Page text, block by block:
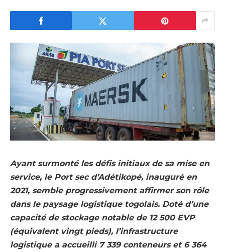
Ayant surmonté les défis initiaux de sa mise en
service, le Port sec d’Adétikopé, inauguré en
2021, semble progressivement affirmer son rôle
dans le paysage logistique togolais. Doté d’une
capacité de stockage notable de 12 500 EVP
(équivalent vingt pieds), l’infrastructure
logistique a accueilli 7 339 conteneurs et 6 364